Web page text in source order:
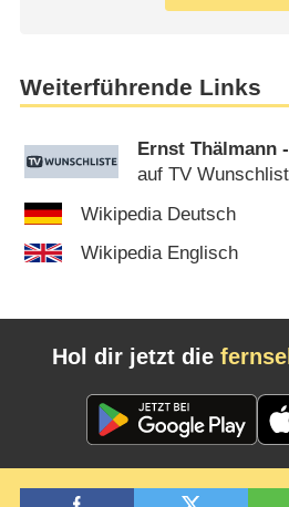
Weiterführende Links
Ernst Thälmann
auf TV
Wikipedia Deutsch
Wikipedia Englisch
Hol dir jetzt die